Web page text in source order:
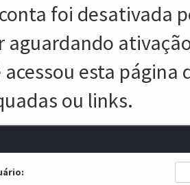
foi desativada
aguardando
acessou esta
ou links.